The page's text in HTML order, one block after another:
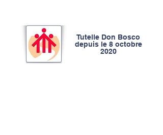
Tutelle Don Bosco
depuis le 8 octobre
2020